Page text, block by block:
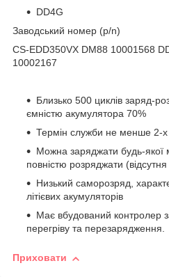
DD4G
Заводський номер (p/n)
CS-EDD350VX DM88 10001568
10002167
Близько 500 циклів заряд-
ємністю акумулятора 70%
Термін служби не менше 2-х
Можна заряджати будь-якої
повністю розряджати
Низький саморозряд,
літієвих акумуляторів
Має вбудований контролер
перегріву та перезарядження.
Приховати